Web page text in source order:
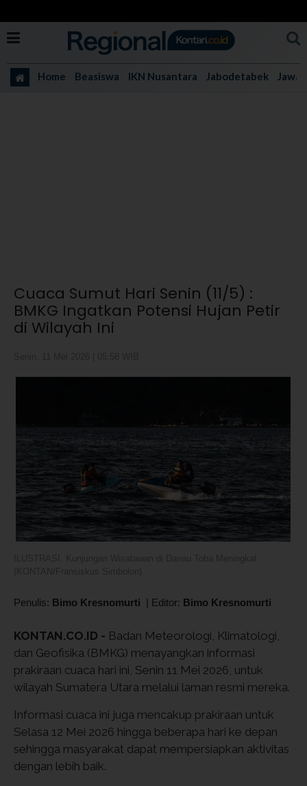
Home Beasiswa IKN Nusantara Jabodetabek Jawa
Cuaca Sumut Hari Senin (11/5) :
BMKG Ingatkan Potensi Hujan Petir
di Wilayah Ini
Penulis: Bimo Kresnomurti | Editor: Bimo Kresnomurti
KONTAN.CO.ID - Badan Meteorologi, Klimatologi,
dan Geofisika (BMKG) menayangkan informasi
prakiraan cuaca hari ini, Senin 11 Mei 2026, untuk
wilayah Sumatera Utara melalui laman resmi mereka.
Informasi cuaca ini juga mencakup prakiraan untuk
Selasa 12 Mei 2026 hingga beberapa hari ke depan
sehingga masyarakat dapat mempersiapkan aktivitas
dengan lebih baik.